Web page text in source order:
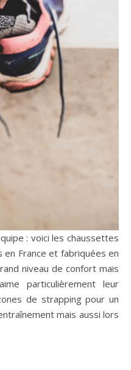
: voici les chaussettes
en France et fabriquées en
niveau de confort mais
particulièrement leur
de strapping pour un
mais aussi lors